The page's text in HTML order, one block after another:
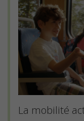
La mobilité